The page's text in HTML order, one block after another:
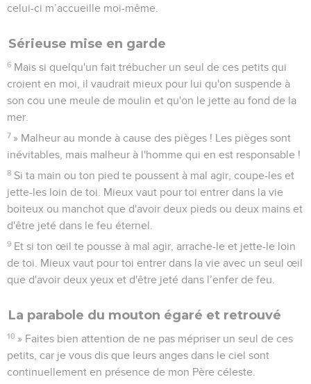
celui-ci m’accueille moi-même.
Sérieuse mise en garde
6 Mais si quelqu'un fait trébucher un seul de ces petits qui
croient en moi, il vaudrait mieux pour lui qu'on suspende à
son cou une meule de moulin et qu'on le jette au fond de la
mer.
7 » Malheur au monde à cause des pièges ! Les pièges sont
inévitables, mais malheur à l'homme qui en est responsable !
8 Si ta main ou ton pied te poussent à mal agir, coupe-les et
jette-les loin de toi. Mieux vaut pour toi entrer dans la vie
boiteux ou manchot que d'avoir deux pieds ou deux mains et
d'être jeté dans le feu éternel.
9 Et si ton œil te pousse à mal agir, arrache-le et jette-le loin
de toi. Mieux vaut pour toi entrer dans la vie avec un seul œil
que d'avoir deux yeux et d'être jeté dans l’enfer de feu.
La parabole du mouton égaré et retrouvé
10 » Faites bien attention de ne pas mépriser un seul de ces
petits, car je vous dis que leurs anges dans le ciel sont
continuellement en présence de mon Père céleste.